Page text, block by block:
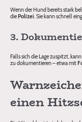
Wenn der Hund bereits stark
die Polizei. Sie kann schnell
3.
Falls sich die Lage zuspitzt,
zu dokumentieren – etwa mit
einen